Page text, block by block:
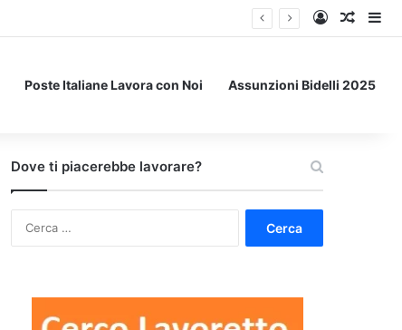
Accedi
Un
Poste Italiane Lavora con Noi Assunzioni Bidelli 2025
Dove ti piacerebbe lavorare?